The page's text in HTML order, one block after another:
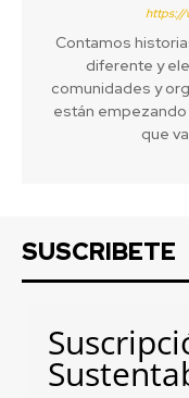
https://
Contamos
diferente y
comunidades y
están empezando
que
SUSCRIBETE